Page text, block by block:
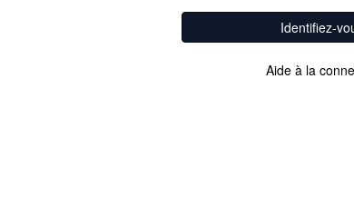
Identifiez-
Aide à la